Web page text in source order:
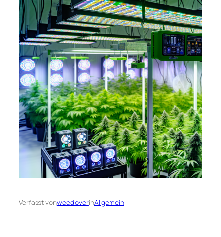
Verfasst vonweedloverinAllgemein